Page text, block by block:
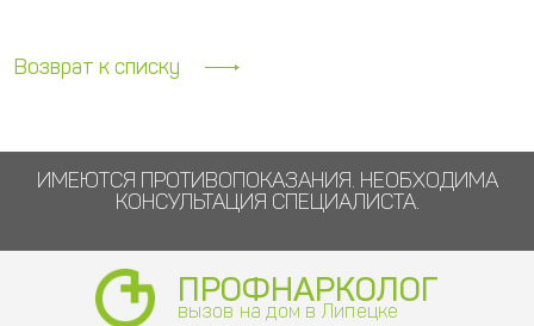
Возврат к списку
ИМЕЮТСЯ ПРОТИВОПОКАЗАНИЯ. НЕОБХОДИМА
КОНСУЛЬТАЦИЯ СПЕЦИАЛИСТА.
ПРОФНАРКОЛОГ
вызов на дом в Липецке